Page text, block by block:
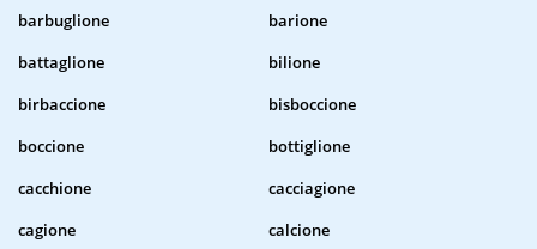
barbuglione
barione
battaglione
bilione
birbaccione
bisboccione
boccione
bottiglione
cacchione
cacciagione
cagione
calcione